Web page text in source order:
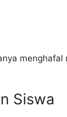
Siswa